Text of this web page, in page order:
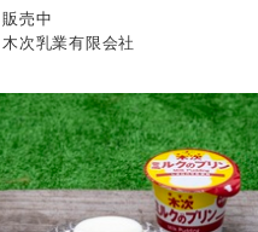
販売中
木次乳業有限会社